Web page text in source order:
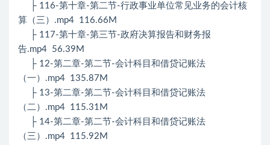
├ 116-第十章-第二节-行政事业单位常见业务的会计核
算（三）.mp4 116.66M
├ 117-第十章-第三节-政府决算报告和财务报
告.mp4 56.39M
├ 12-第二章-第二节-会计科目和借贷记账法
（一）.mp4 135.87M
├ 13-第二章-第二节-会计科目和借贷记账法
（二）.mp4 115.31M
├ 14-第二章-第二节-会计科目和借贷记账法
（三）.mp4 115.92M